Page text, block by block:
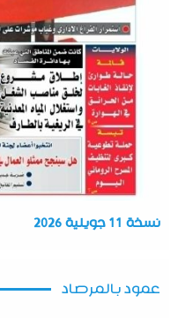
نسخة 11 جويلية 2026
عمود بالمرصاد